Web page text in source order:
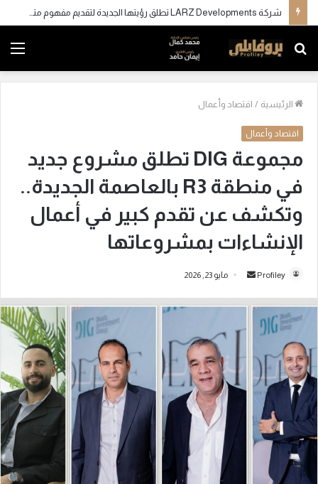
شركة LARZ Developments تطلق رؤيتها الجديدة لتقديم مفهوم متكامل للتطوير العقاري في مصر
بحث
عن
الرئيسية / اقتصاد وأعمال
اقتصاد وأعمال
مجموعة DIG تطلق مشروع جديد
في منطقة R3 بالعاصمة الجديدة..
وتكشف عن تقدم كبير في أعمال
الإنشاءات بمشروعاتها
Profiley
س
ل
ر
مايو 23, 2026